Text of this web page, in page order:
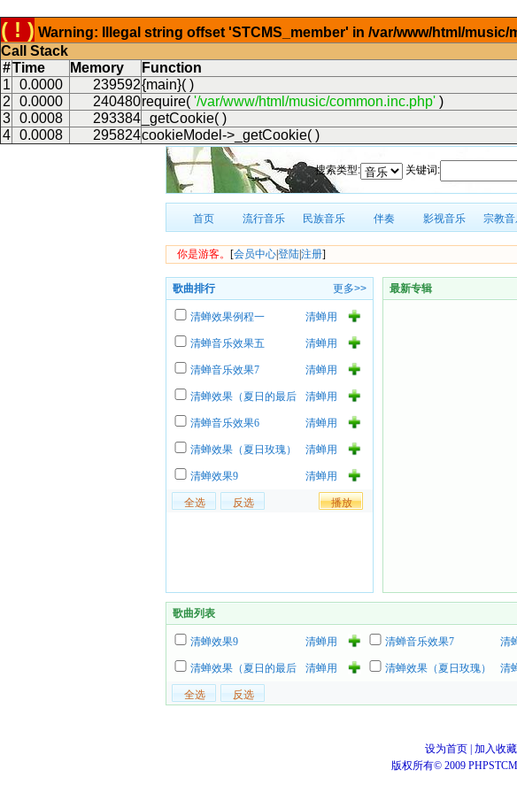
( ! ) Warning: Illegal string offset 'STCMS_member' in /var/www/html/
Call Stack
#Time Memory Function
1
0.0000 239592{main}( )
2
0.0000 240480require( '/var/www/html/music/common.inc.php' )
3
0.0008 293384 _getCookie( )
4
0.0008 295824cookieModel->_getCookie( )
搜索类型: 关键词:
首页 流行音乐 民族音乐 伴奏 影视音乐 宗教
你是游客。 [会员中心登陆注册]
歌曲排行 更多>>
清蝉效果例程一
清蝉用
清蝉音乐效果五
清蝉用
清蝉音乐效果7
清蝉用
清蝉效果（夏日的最后
清蝉用
清蝉音乐效果6
清蝉用
清蝉效果（夏日玫瑰）
清蝉用
清蝉效果9
清蝉用
最新专辑
歌曲列表
清蝉效果9
清蝉用
清蝉音乐效果7
清
清蝉效果（夏日的最后
一朵玫瑰）
清蝉用
清蝉效果（夏日玫瑰）
清
设为首页 加入收藏
版权所有© 2009